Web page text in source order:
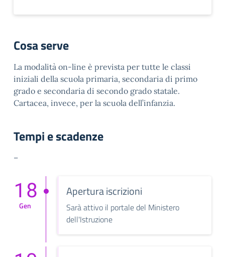
Cosa serve
La modalità on-line è prevista per tutte le classi
iniziali della scuola primaria, secondaria di primo
grado e secondaria di secondo grado statale.
Cartacea, invece, per la scuola dell’infanzia.
Tempi e scadenze
–
18
Gen
Apertura iscrizioni
Sarà attivo il portale del Ministero
dell'Istruzione